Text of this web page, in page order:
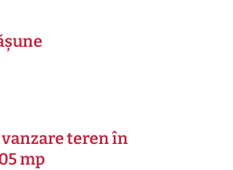
teren în
mp